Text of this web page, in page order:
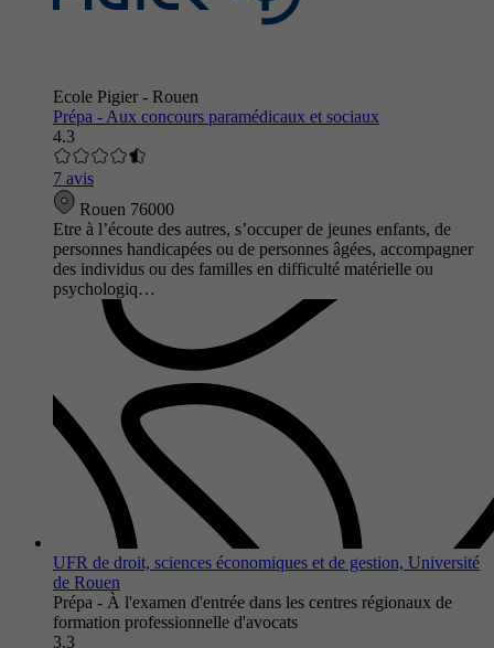
Ecole Pigier - Rouen
Prépa - Aux concours paramédicaux et sociaux
4.3
7 avis
Rouen 76000
Etre à l’écoute des autres, s’occuper de jeunes enfants, de
personnes handicapées ou de personnes âgées, accompagner
des individus ou des familles en difficulté matérielle ou
psychologiq…
UFR de droit, sciences économiques et de gestion, Université
de Rouen
Prépa - À l'examen d'entrée dans les centres régionaux de
formation professionnelle d'avocats
3.3